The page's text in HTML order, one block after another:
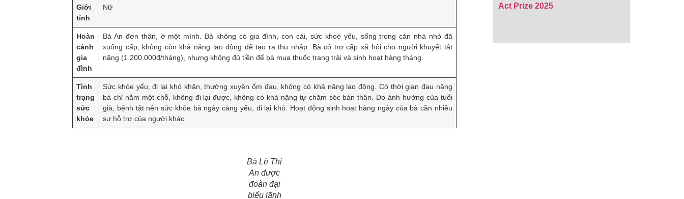
Giới
tính
Nữ
Hoàn
cảnh
gia
đình
Bà An đơn thân, ở một mình. Bà không có gia đình, con cái, sức khoẻ yếu, sống trong căn nhà nhỏ đã
xuống cấp, không còn khả năng lao động để tạo ra thu nhập. Bà có trợ cấp xã hội cho người khuyết tật
nặng (1.200.000đ/tháng), nhưng không đủ tiền để bà mua thuốc trang trải và sinh hoạt hàng tháng.
Tình
trạng
sức
khỏe
Sức khỏe yếu, đi lại khó khăn, thường xuyên ốm đau, không có khả năng lao động. Có thời gian đau nặng
bà chỉ nằm một chỗ, không đi lại được, không có khả năng tự chăm sóc bản thân. Do ảnh hưởng của tuổi
già, bệnh tật nên sức khỏe bà ngày càng yếu, đi lại khó. Hoạt động sinh hoạt hàng ngày của bà cần nhiều
sự hỗ trợ của người khác.
Bà Lê Thị
An được
đoàn đại
biểu lãnh
Act Prize 2025